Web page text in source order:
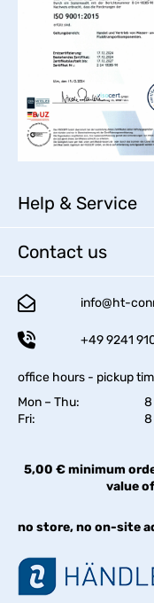
Help & Service
Contact us
info@ht-
+49 9241
office hours - pickup
Mon – Thu:
8
Fri:
8
5,00 € minimum
value
no store, no on-site